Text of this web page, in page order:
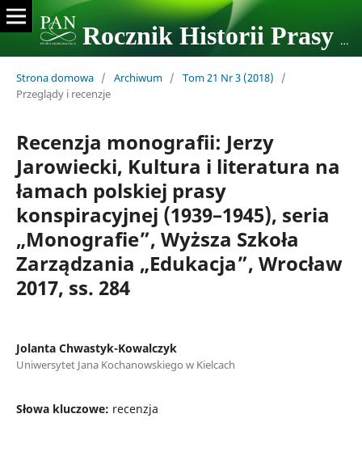
Rocznik Historii Prasy Polskiej
Strona domowa / Archiwum / Tom 21 Nr 3 (2018)
/
Przeglądy i recenzje
Recenzja monografii: Jerzy
Jarowiecki, Kultura i literatura na
łamach polskiej prasy
konspiracyjnej (1939–1945), seria
„Monografie”, Wyższa Szkoła
Zarządzania „Edukacja”, Wrocław
2017, ss. 284
Jolanta Chwastyk-Kowalczyk
Uniwersytet Jana Kochanowskiego w Kielcach
Słowa kluczowe: recenzja